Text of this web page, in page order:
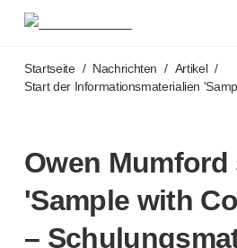
®
Unifine Pentips
Unifine Pentips Plus
Unifine Syringes
Venenpunktion
Unistik ShieldLock
Startseite / Nachrichten / Artikel /
Start der Informationsmaterialien
Owen
'Sample with
–